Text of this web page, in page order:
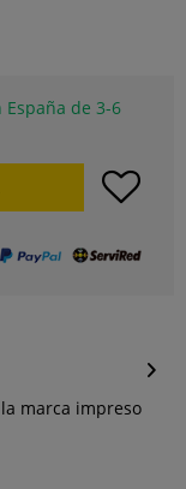
de 3-6
marca impreso